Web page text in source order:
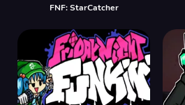
FNF: StarCatcher